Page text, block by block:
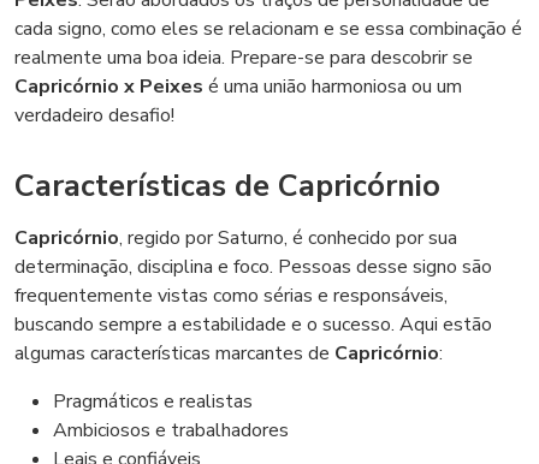
cada signo, como eles se relacionam e se essa combinação é
realmente uma boa ideia. Prepare-se para descobrir se
Capricórnio x Peixes é uma união harmoniosa ou um
verdadeiro desafio!
Características de Capricórnio
Capricórnio, regido por Saturno, é conhecido por sua
determinação, disciplina e foco. Pessoas desse signo são
frequentemente vistas como sérias e responsáveis,
buscando sempre a estabilidade e o sucesso. Aqui estão
algumas características marcantes de Capricórnio:
Pragmáticos e realistas
Ambiciosos e trabalhadores